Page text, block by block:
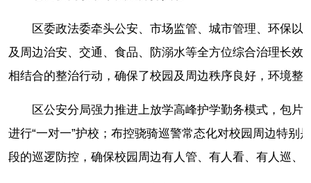
区委政法委牵头公安、市场监管、城市管理、环保以
及周边治安、交通、食品、防溺水等全方位综合治理长效
相结合的整治行动，确保了校园及周边秩序良好，环境整
区公安分局强力推进上放学高峰护学勤务模式，包片
进行“一对一”护校；布控骁骑巡警常态化对校园周边特别
段的巡逻防控，确保校园周边有人管、有人看、有人巡、